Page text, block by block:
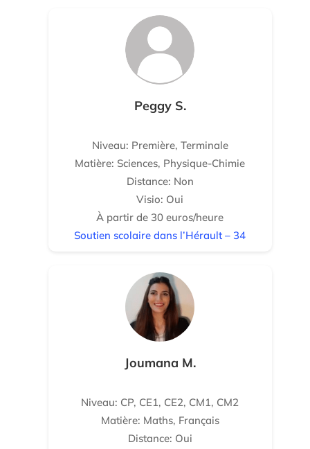
Peggy S.
Niveau: Première, Terminale
Matière: Sciences, Physique-Chimie
Distance: Non
Visio: Oui
À partir de 30 euros/heure
Soutien scolaire dans l’Hérault – 34
Joumana M.
Niveau: CP, CE1, CE2, CM1, CM2
Matière: Maths, Français
Distance: Oui